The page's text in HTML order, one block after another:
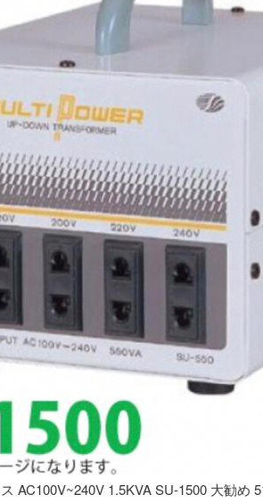
AC100V~240V 1.5KVA SU-1500 大勧め